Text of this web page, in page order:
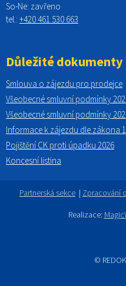
So-Ne: zavřeno
tel.: +420 461 530 663
Důležité dokumenty
Smlouva o zájezdu pro prodejce
Všeobecné smluvní podmínky
Všeobecné smluvní podmínky
Informace k zájezdu dle zákona
Pojištění CK proti úpadku 2026
Koncesní listina
Partnerská sekce | Zpracování
Realizace:
©